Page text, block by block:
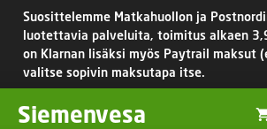
Siirry
sisältöön
Suosittelemme Matkahuollon ja
luotettavia palveluita, toimitus alkaen
on Klarnan lisäksi myös Paytrail maksut
valitse sopivin maksutapa itse.
Siemenvesa